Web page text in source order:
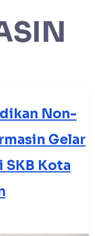
Non-
Gelar
Kota